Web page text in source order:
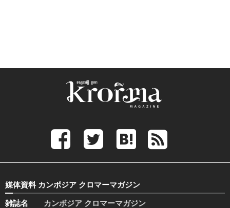
媒体資料 カンボジア クロマーマガジン
雑誌名
カンボジア クロマーマガジン